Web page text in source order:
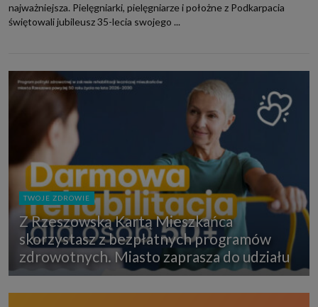
najważniejsza. Pielęgniarki, pielęgniarze i położne z Podkarpacia
świętowali jubileusz 35-lecia swojego ...
TWOJE ZDROWIE
Z Rzeszowską Kartą Mieszkańca
skorzystasz z bezpłatnych programów
zdrowotnych. Miasto zaprasza do udziału